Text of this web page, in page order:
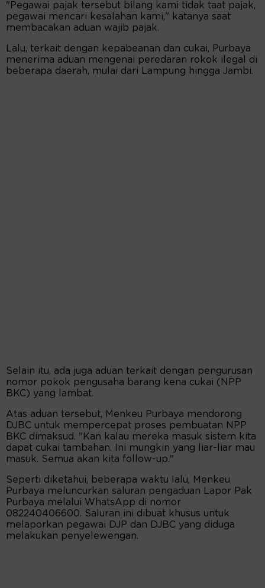
"Pegawai pajak tersebut bilang kami tidak taat pajak,
pegawai mencari kesalahan kami," katanya saat
membacakan aduan wajib pajak.
Lalu, terkait dengan kepabeanan dan cukai, Purbaya
menerima aduan mengenai peredaran rokok ilegal di
beberapa daerah, mulai dari Lampung hingga Jambi.
Selain itu, ada juga aduan terkait dengan pengurusan
nomor pokok pengusaha barang kena cukai (NPP
BKC) yang lambat.
Atas aduan tersebut, Menkeu Purbaya mendorong
DJBC untuk mempercepat proses pembuatan NPP
BKC dimaksud. "Kan kalau mereka masuk sistem kita
dapat cukai tambahan. Ini mungkin yang liar-liar mau
masuk. Semua akan kita follow-up."
Seperti diketahui, beberapa waktu lalu, Menkeu
Purbaya meluncurkan saluran pengaduan Lapor Pak
Purbaya melalui WhatsApp di nomor
082240406600. Saluran ini dibuat khusus untuk
melaporkan pegawai DJP dan DJBC yang diduga
melakukan penyelewengan.